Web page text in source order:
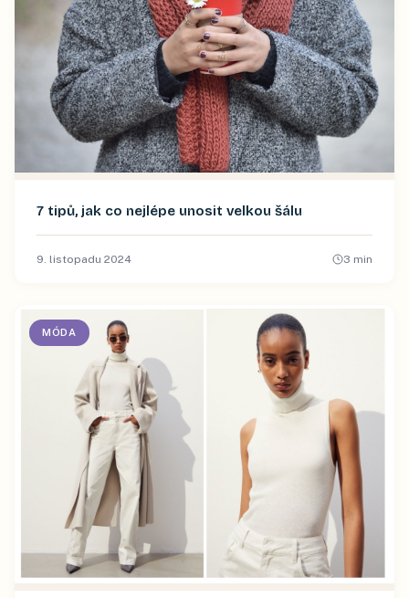
7 tipů, jak co nejlépe unosit velkou šálu
9. listopadu 2024 3 min
MÓDA